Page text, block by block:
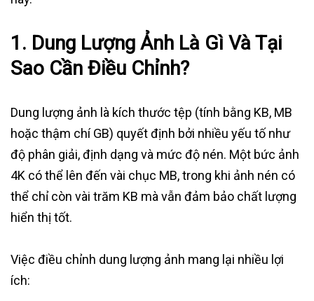
1. Dung Lượng Ảnh Là Gì Và Tại
Sao Cần Điều Chỉnh?
Dung lượng ảnh là kích thước tệp (tính bằng KB, MB
hoặc thậm chí GB) quyết định bởi nhiều yếu tố như
độ phân giải, định dạng và mức độ nén. Một bức ảnh
4K có thể lên đến vài chục MB, trong khi ảnh nén có
thể chỉ còn vài trăm KB mà vẫn đảm bảo chất lượng
hiển thị tốt.
Việc điều chỉnh dung lượng ảnh mang lại nhiều lợi
ích: